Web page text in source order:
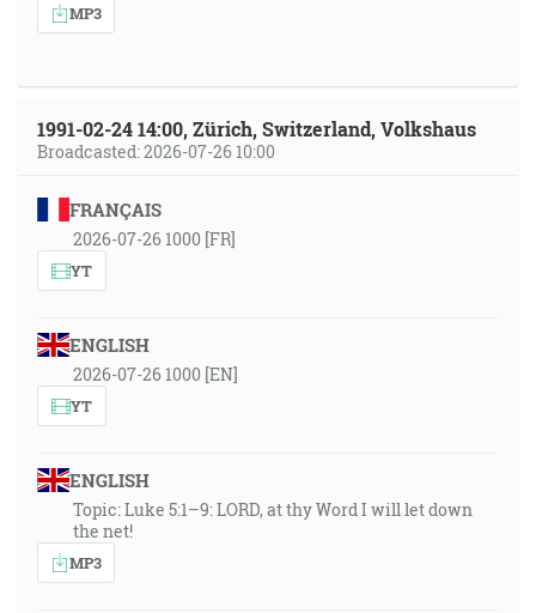
MP3
1991-02-24 14:00, Zürich, Switzerland, Volkshaus
Broadcasted: 2026-07-26 10:00
FRANÇAIS
2026-07-26 1000 [FR]
YT
ENGLISH
2026-07-26 1000 [EN]
YT
ENGLISH
Topic: Luke 5:1–9: LORD, at thy Word I will let down
the net!
MP3